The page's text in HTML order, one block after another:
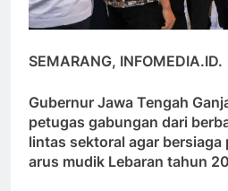
SEMARANG, INFOMEDIA.ID.
Gubernur Jawa Tengah
petugas gabungan dari
lintas sektoral agar bersiaga
arus mudik Lebaran tahun